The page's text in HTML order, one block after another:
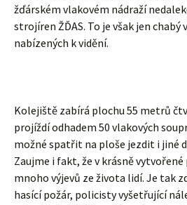
žďárském vlakovém nádraží
strojíren ŽĎAS. To je však jen chabý
nabízených k vidění.
Kolejiště zabírá plochu 55 metrů
projíždí odhadem 50 vlakových
možné spatřit na ploše jezdit i jiné
Zaujme i fakt, že v krásně
mnoho výjevů ze života lidí. Je tak
hasící požár, policisty vyšetřující